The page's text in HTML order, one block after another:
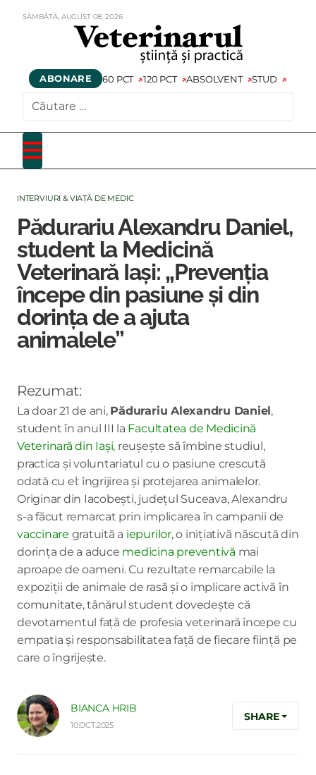
SÂMBĂTĂ, AUGUST 08,2026
ABONARE 60 PCT 120 PCT ABSOLVENT STUD
INTERVIURI & VIAȚĂ DE MEDIC
Pădurariu Alexandru Daniel,
student la Medicină
Veterinară Iași: „Prevenția
începe din pasiune și din
dorința de a ajuta
animalele”
Rezumat:
La doar 21 de ani, Pădurariu Alexandru Daniel,
student în anul III la Facultatea de Medicină
Veterinară din Iași, reușește să îmbine studiul,
practica și voluntariatul cu o pasiune crescută
odată cu el: îngrijirea și protejarea animalelor.
Originar din Iacobești, județul Suceava, Alexandru
s-a făcut remarcat prin implicarea în campanii de
vaccinare gratuită a iepurilor, o inițiativă născută din
dorința de a aduce medicina preventivă mai
aproape de oameni. Cu rezultate remarcabile la
expoziții de animale de rasă și o implicare activă în
comunitate, tânărul student dovedește că
devotamentul față de profesia veterinară începe cu
empatia și responsabilitatea față de fiecare ființă pe
care o îngrijește.
BIANCA HRIB
10.OCT.2025
SHARE